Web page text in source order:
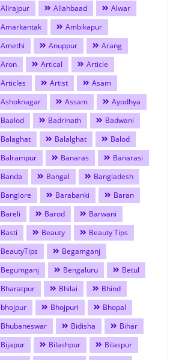
Alirajpur
Allahbaad
Alwar
Amarkantak
Ambikapur
Amethi
Anuppur
Arang
Aron
Artical
Article
Articles
Artist
Asam
Ashoknagar
Assam
Ayodhya
Baalod
Badrinath
Badwani
Balaghat
Balalghat
Balod
Balrampur
Banaras
Banarasi
Banda
Bangal
Bangladesh
Banglore
Barabanki
Baran
Bareli
Barod
Barwani
Basti
Beauty
Beauty Tips
BeautyTips
Begamganj
Begumganj
Bengaluru
Betul
Bharatpur
Bhilai
Bhind
bhojpur
Bhojpuri
Bhopal
Bhubaneswar
Bidisha
Bihar
Bijapur
Bilashpur
Bilaspur